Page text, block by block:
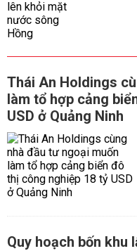
Thái An Holdings
làm tổ hợp cảng
USD ở Quảng Ninh
Quy hoạch bốn khu